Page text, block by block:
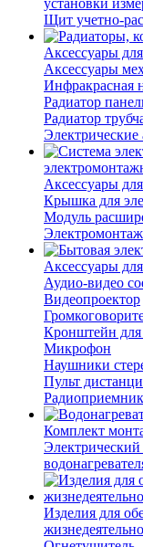
установки
Щит учетно-
Аксессуары
Аксессуары
Инфракрасная
Радиатор
Радиатор
Электрические
Аксессуары
Крышка для
Модуль
Аксессуары
Аудио-видео
Видеопроектор
Кронштейн для
Микрофон
Наушники
Пульт
Радиоприемник
Комплект
Электрический
Изделия для